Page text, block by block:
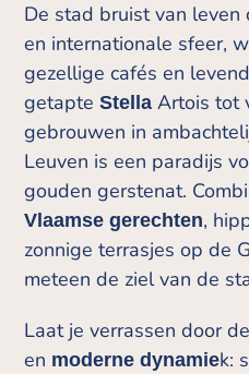
De stad bruist van leven
en internationale sfeer,
gezellige cafés en
getapteStella Artois tot
gebrouwen in
Leuven is een paradijs
gouden gerstenat.
Vlaamse gerechten,
zonnige terrasjes op de
meteen de ziel van de
Laat je verrassen door
en moderne dynamiek: